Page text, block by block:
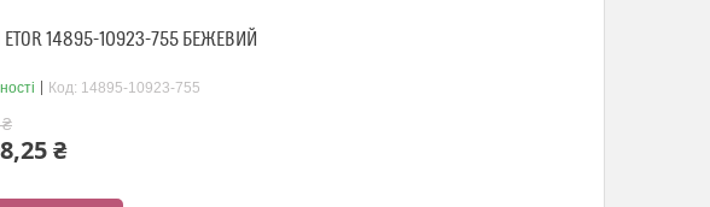
ETOR 14895-10923-755 БЕЖЕВИЙ
Код: 14895-10923-755
₴